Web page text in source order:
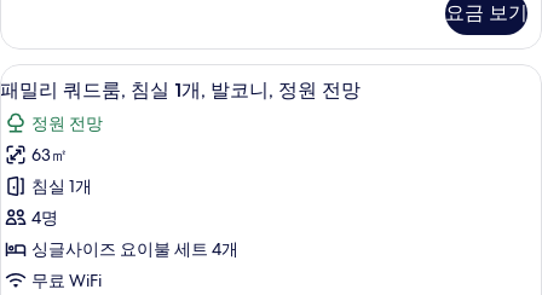
욕
실,
1
층
사
진
모
두
보
널
스
위
트,
전
용
욕
실,
층
자
세
요금 보기
패
밀
리
쿼
드
룸,
침
고급 침구, 오리/거위털 이불, 필로우
10
패밀리 쿼드룸, 침실 1개, 발코니, 정원 전망
정원 전망
63㎡
침실 1개
4명
싱글사이즈 요이불 세트 4개
무료 WiFi